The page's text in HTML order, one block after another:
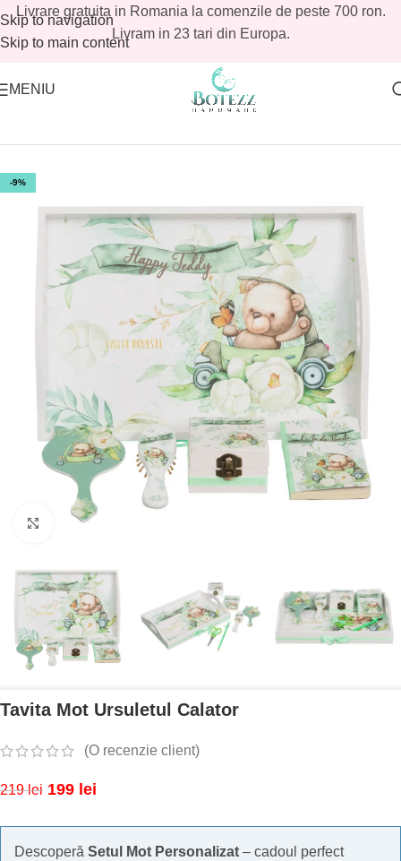
Skip to navigation
Skip to main content
Livrare gratuita in Romania la comenzile de peste 700 ron.
Livram in 23 tari din Europa.
MENIU
Reduceri botez/Reduceri botez baieti
-9%
Mărește imaginea
Tavita Mot Ursuletul Calator
(O recenzie client)
219lei 199 lei
Descoperă Setul Mot Personalizat – cadoul perfect